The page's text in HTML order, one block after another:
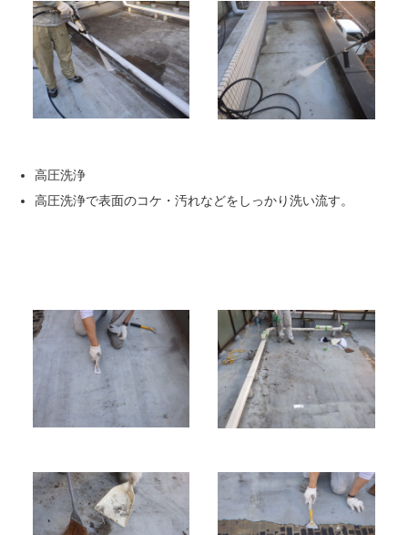
高圧洗浄
高圧洗浄で表面のコケ・汚れなどをしっかり洗い流す。